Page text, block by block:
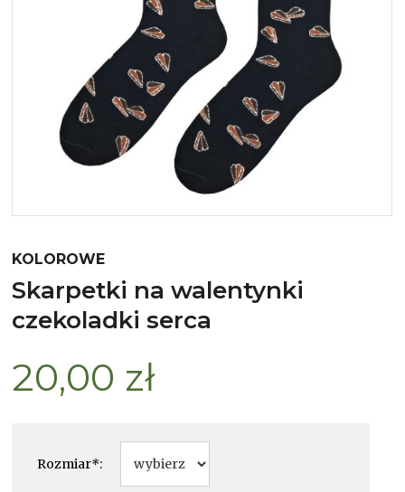
KOLOROWE
skarpetki na walentynki
czekoladki serca
20,00 zł
Rozmiar*:
Merynos trekking
Merynos bezuciskowe
Kaszmir
Kaszmir stopki
Bawełna merceryzowana